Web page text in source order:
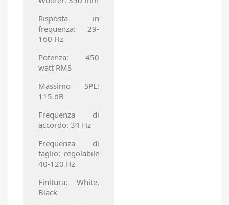
Risposta in
frequenza: 29-
160 Hz
Potenza: 450
watt RMS
Massimo SPL:
115 dB
Frequenza di
accordo: 34 Hz
Frequenza di
taglio: regolabile
40-120 Hz
Finitura: White,
Black